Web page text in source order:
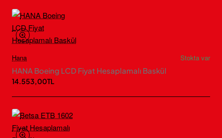
Hana
Stokta var
HANA Boeing LCD Fiyat Hesaplamalı Baskül
14.553,00TL